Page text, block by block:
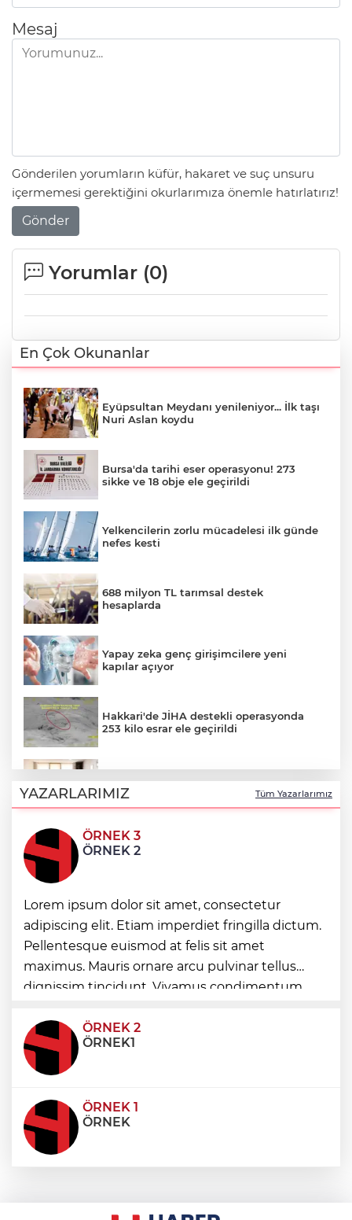
Mesaj
Gönderilen yorumların küfür, hakaret ve suç unsuru
içermemesi gerektiğini okurlarımıza önemle hatırlatırız!
Gönder
Yorumlar (0)
En Çok Okunanlar
Eyüpsultan Meydanı yenileniyor... İlk taşı
Nuri Aslan koydu
Bursa'da tarihi eser operasyonu! 273
sikke ve 18 obje ele geçirildi
Yelkencilerin zorlu mücadelesi ilk günde
nefes kesti
688 milyon TL tarımsal destek
hesaplarda
Yapay zeka genç girişimcilere yeni
kapılar açıyor
Hakkari'de JİHA destekli operasyonda
253 kilo esrar ele geçirildi
nezaket ziyareti
İstanbul Maltepe’de çocuklar kitapların
renkli dünyasında
Edirne Keşan’dan Elazığ'a gönül köprüsü
Bursa Tabip Odası: Hekimlik 5 dakikaya
sığmaz
YAZARLARIMIZ Tüm Yazarlarımız
ÖRNEK 3
ÖRNEK 2
Lorem ipsum dolor sit amet, consectetur
adipiscing elit. Etiam imperdiet fringilla dictum.
Pellentesque euismod at felis sit amet
maximus. Mauris ornare arcu pulvinar tellus
dignissim tincidunt. Vivamus condimentum
condimentum eros et, faucibus sapien. Praese
ÖRNEK 2
ÖRNEK1
ÖRNEK 1
ÖRNEK